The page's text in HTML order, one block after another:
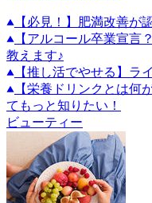
【必見！】肥満改善が
【アルコール卒業宣言
教えます♪
【推し活でやせる】ラ
【栄養ドリンクとは何
てもっと知りたい！
ビューティー